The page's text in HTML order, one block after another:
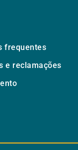
frequentes
e reclamações